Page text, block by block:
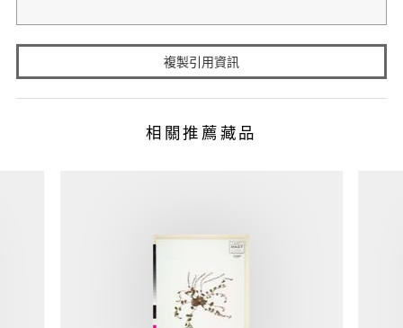
複製引用資訊
相關推薦藏品